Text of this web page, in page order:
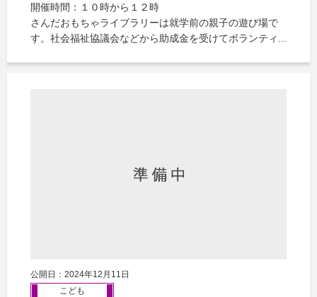
開催時間：１０時から１２時
さんだおもちゃライブラリーは就学前の親子の遊び場で
す。社会福祉協議会などから助成金を受けてボランティ...
公開日：2024年12月11日
こども